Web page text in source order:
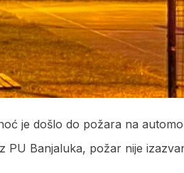
je došlo do požara na
PU Banjaluka, požar nije